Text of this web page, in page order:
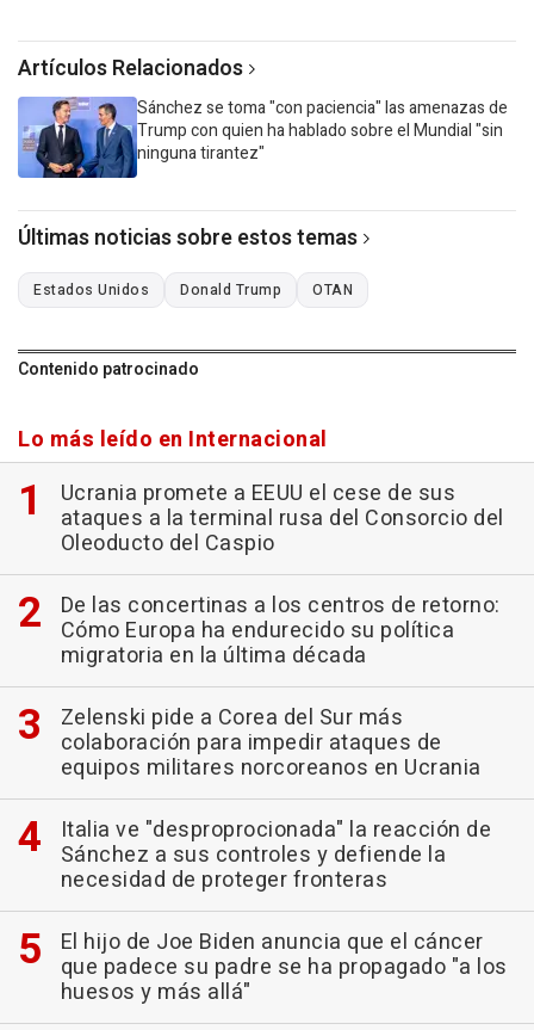
Artículos Relacionados
Sánchez se toma "con paciencia" las amenazas de
Trump con quien ha hablado sobre el Mundial "sin
ninguna tirantez"
Últimas noticias sobre estos temas
Estados Unidos Donald Trump OTAN
Contenido patrocinado
Lo más leído en Internacional
Ucrania promete a EEUU el cese de sus
ataques a la terminal rusa del Consorcio del
Oleoducto del Caspio
De las concertinas a los centros de retorno:
Cómo Europa ha endurecido su política
migratoria en la última década
Zelenski pide a Corea del Sur más
colaboración para impedir ataques de
equipos militares norcoreanos en Ucrania
Italia ve "desproprocionada" la reacción de
Sánchez a sus controles y defiende la
necesidad de proteger fronteras
El hijo de Joe Biden anuncia que el cáncer
que padece su padre se ha propagado "a los
huesos y más allá"